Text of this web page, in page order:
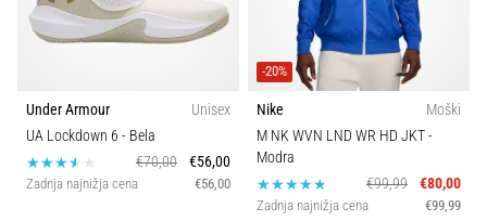
Under Armour
Unisex
UA Lockdown 6 - Bela
€70,00
€56,00
Zadnja najnižja cena €56,00
-20%
Nike
Moški
M NK WVN LND WR HD JKT-
Modra
€99,99
€80,00
Zadnja najnižja cena €99,99